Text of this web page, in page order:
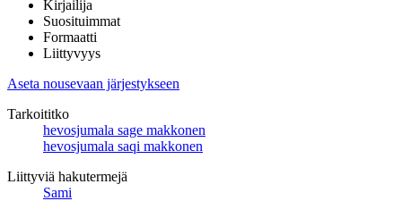
Kirjailija
Suosituimmat
Formaatti
Liittyvyys
Aseta nousevaan järjestykseen
Tarkoititko
hevosjumala sage makkonen
hevosjumala saqi makkonen
Liittyviä hakutermejä
Sami